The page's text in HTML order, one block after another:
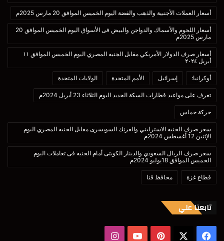
أسعار العملات الأجنبية والذهب والفضة اليوم الخميس الموافق 20 مارس 2025م
أسعار اللحوم والأسماك والدواجن والبيض فى الأسواق اليوم الخميس الموافق 20
مارس 2025م
أسعار صرف الدولار الأمريكي مقابل الجنيه المصري اليوم الخميس الموافق ١١
أبريل ٢٠٢٤
أوكرانيا: إسرائيل الأمم المتحدة الولايات المتحدة
تعرف على مواعيد قطارات السكة الحديد اليوم الثلاثاء 23 أبريل 2024م
حركة حماس
سعر صرف الجنيه الاسترليني والفرنك السويسرى مقابل الجنيه المصري اليوم
الإثنين 12 أغسطس 2024م
سعر صرف الريال السعودي والدينار الكويتى أمام الجنيه فى تعاملات اليوم
الخميس الموافق 18يوليو 2024م
قطاع غزة محافظ قنا
تابعنا علي
فيسبوك بينتيريست‫YouTube